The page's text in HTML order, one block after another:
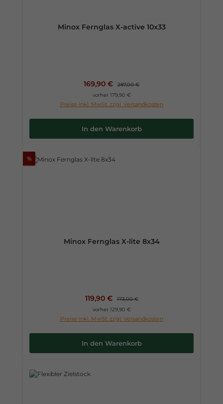
Minox Fernglas X-active 10x33
Verkaufspreis:
169,90 € Regulärer Preis:
287,00 €
vorher 179,90 €
Preise inkl. MwSt. zzgl. Versandkosten
In den Warenkorb
%
Minox Fernglas X-lite 8x34
Verkaufspreis:
119,90 € Regulärer Preis:
173,00 €
vorher 129,90 €
Preise inkl. MwSt. zzgl. Versandkosten
In den Warenkorb